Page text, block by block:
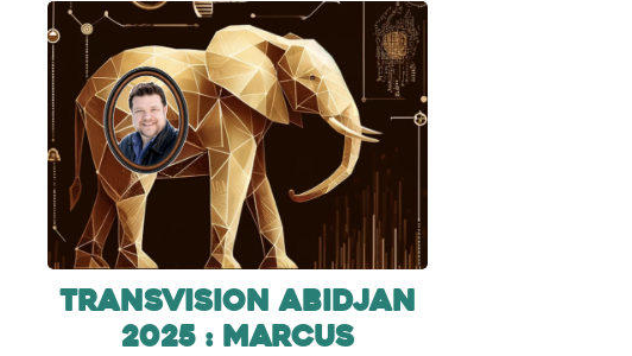
TransVision Abidjan
2025 : Marcus